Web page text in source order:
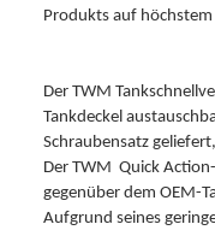
Produkts auf höchstem
Der TWM
Tankdeckel
Schraubensatz
Der TWM Quick
gegenüber dem OEM-
Aufgrund seines